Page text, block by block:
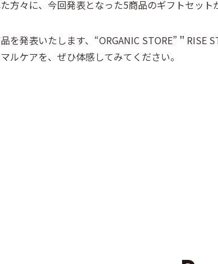
方々に、今回発表となった5商品のギフトセッ
を発表いたします、“ORGANIC STORE”＂RISE
ルケアを、ぜひ体感してみてください。